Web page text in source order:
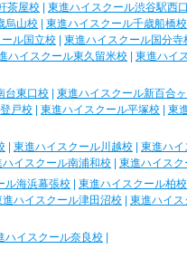
茶屋校 東進ハイスクール渋谷駅西
烏山校
東進ハイスクール千歳船橋校
ル国立校 東進ハイスクール国分寺
ハイスクール東久留米校 東進ハイ
台東口校 東進ハイスクール新百合
戸校 東進ハイスクール平塚校 東
東進ハイスクール川越校 東進ハイ
ハイスクール南浦和校
東進ハイス
ル海浜幕張校 東進ハイスクール柏校
進ハイスクール津田沼校 東進ハイ
ハイスクール奈良校